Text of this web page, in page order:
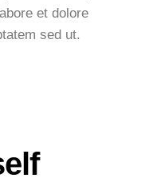
et dolore
sed ut.